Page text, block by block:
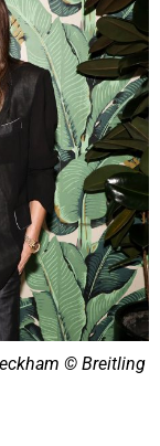
© Breitling